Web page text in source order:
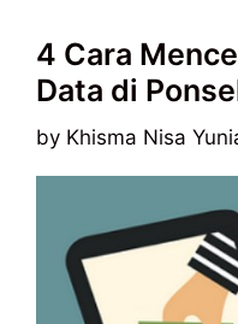
4 Cara
Data di
by Khisma Nisa